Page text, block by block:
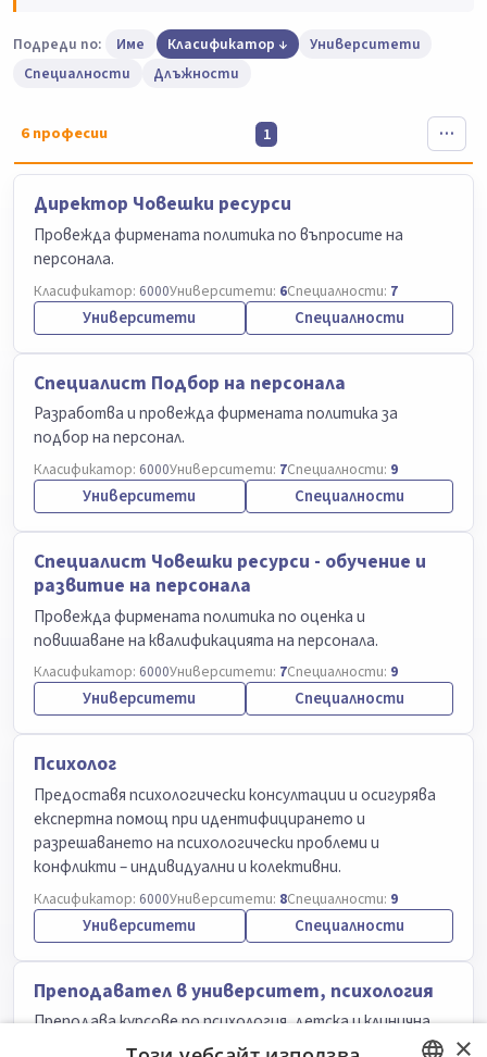
Подреди по: Име Класификатор
Университети
Специалности
Длъжности
6професии 1
Директор Човешки ресурси
Провежда фирмената политика по въпросите на
персонала.
Класификатор: 6000Университети: 6Специалности: 7
Университети Специалности
Специалист Подбор на персонала
Разработва и провежда фирмената политика за
подбор на персонал.
Класификатор: 6000Университети: 7Специалности: 9
Университети Специалности
Специалист Човешки ресурси - обучение и
развитие на персонала
Провежда фирмената политика по оценка и
повишаване на квалификацията на персонала.
Класификатор: 6000Университети: 7Специалности: 9
Университети Специалности
Психолог
Предоставя психологически консултации и осигурява
експертна помощ при идентифицирането и
разрешаването на психологически проблеми и
конфликти – индивидуални и колективни.
Класификатор: 6000Университети: 8Специалности: 9
Университети Специалности
Преподавател в университет, психология
Преподава курсове по психология, детска и клинична
психология и психологическо консултиране.
×